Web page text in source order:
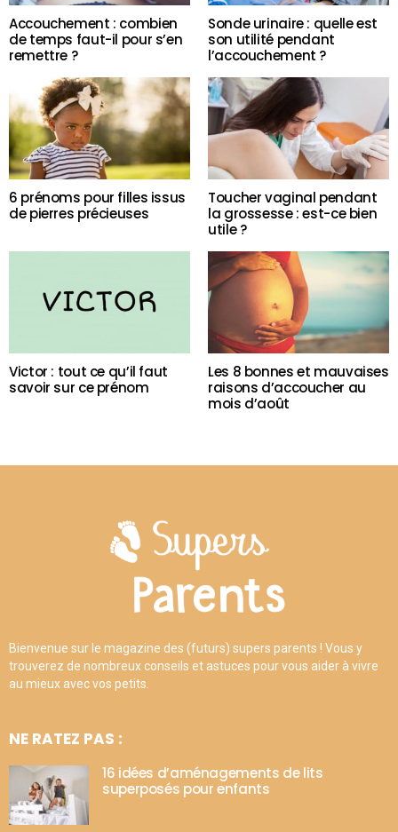
Accouchement : combien
de temps faut-il pour s’en
remettre ?
Sonde urinaire : quelle est
son utilité pendant
l’accouchement ?
6 prénoms pour filles issus
de pierres précieuses
Toucher vaginal pendant
la grossesse : est-ce bien
utile ?
Victor : tout ce qu’il faut
savoir sur ce prénom
Les 8 bonnes et mauvaises
raisons d’accoucher au
mois d’août
Bienvenue sur le magazine des (futurs) supers parents ! Vous y
trouverez de nombreux conseils et astuces pour vous aider à vivre
au mieux avec vos petits.
NE RATEZ PAS :
16 idées d’aménagements de lits
superposés pour enfants